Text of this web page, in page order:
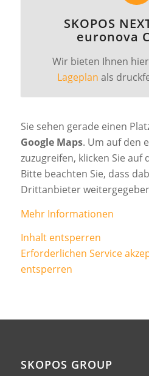
SKOPOS
euronova
Wir bieten Ihnen
Lageplan als
Sie sehen gerade einen
Google Maps. Um auf den
zuzugreifen, klicken Sie auf
Bitte beachten Sie, dass
Drittanbieter
Mehr Informationen
Inhalt entsperren
Erforderlichen Service
entsperren
SKOPOS GROUP